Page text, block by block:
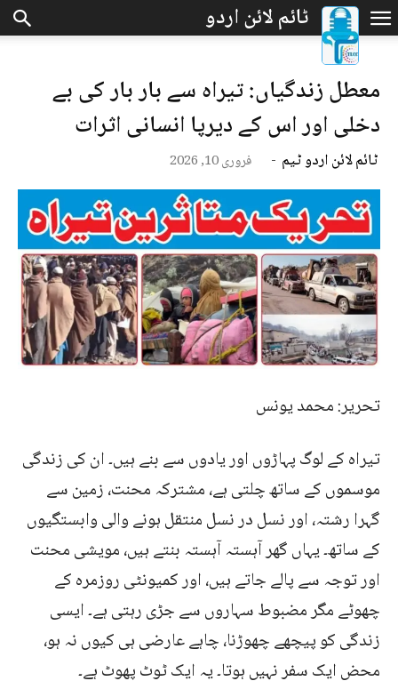
معطل زندگیاں: تیراہ سے بار بار کی بے
دخلی اور اس کے دیرپا انسانی اثرات
ٹائم لائن اردو ٹیم - فروری 10, 2026
تحریر: محمد یونس
تیراہ کے لوگ پہاڑوں اور یادوں سے بنے ہیں۔ ان کی زندگی
موسموں کے ساتھ چلتی ہے، مشترکہ محنت، زمین سے
گہرا رشتہ، اور نسل در نسل منتقل ہونے والی وابستگیوں
کے ساتھ۔ یہاں گھر آہستہ آہستہ بنتے ہیں، مویشی محنت
اور توجہ سے پالے جاتے ہیں، اور کمیونٹی روزمرہ کے
چھوٹے مگر مضبوط سہاروں سے جڑی رہتی ہے۔ ایسی
زندگی کو پیچھے چھوڑنا، چاہے عارضی ہی کیوں نہ ہو،
محض ایک سفر نہیں ہوتا۔ یہ ایک ٹوٹ پھوٹ ہے۔